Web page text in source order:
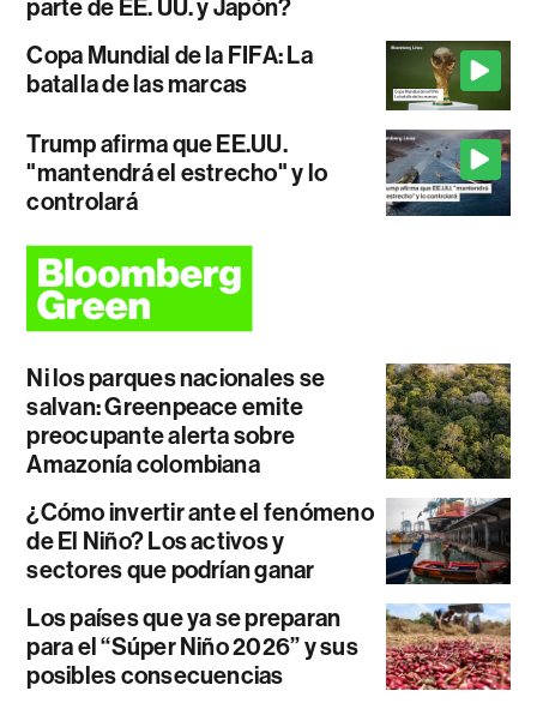
parte de EE. UU. y Japón?
Copa Mundial de la FIFA: La
batalla de las marcas
Trump afirma que EE.UU.
"mantendrá el estrecho" y lo
controlará
Ni los parques nacionales se
salvan: Greenpeace emite
preocupante alerta sobre
Amazonía colombiana
¿Cómo invertir ante el fenómeno
de El Niño? Los activos y
sectores que podrían ganar
Los países que ya se preparan
para el “Súper Niño 2026” y sus
posibles consecuencias